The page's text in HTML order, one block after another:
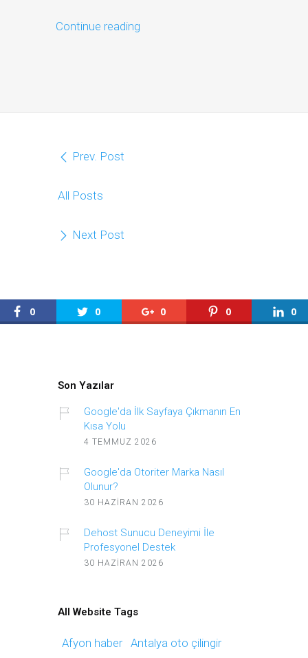
Continue reading
Prev. Post
All Posts
Next Post
0 0 0 0 0
Son Yazılar
Google'da İlk Sayfaya Çıkmanın En
Kısa Yolu
4 TEMMUZ 2026
Google'da Otoriter Marka Nasıl
Olunur?
30 HAZIRAN 2026
Dehost Sunucu Deneyimi İle
Profesyonel Destek
30 HAZIRAN 2026
All Website Tags
Afyon haber Antalya oto çilingir